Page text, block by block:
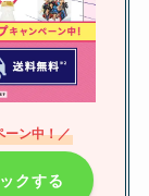
ライト一覧
ーン中！／
クする